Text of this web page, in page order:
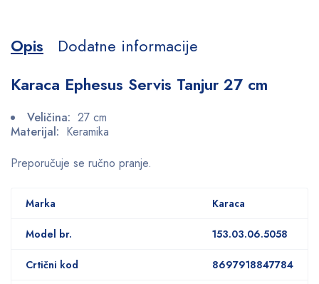
Opis
Dodatne informacije
Karaca Ephesus Servis Tanjur 27 cm
Veličina: 27 cm
Materijal: Keramika
Preporučuje se ručno pranje.
Marka Karaca
Model br. 153.03.06.5058
Crtični kod 8697918847784